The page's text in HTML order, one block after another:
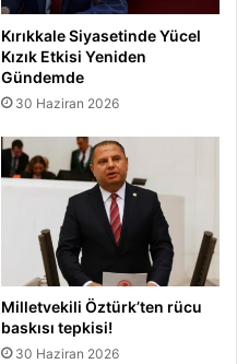
Kırıkkale Siyasetinde Yücel
Kızık Etkisi Yeniden
Gündemde
30 Haziran 2026
Milletvekili Öztürk’ten rücu
baskısı tepkisi!
30 Haziran 2026